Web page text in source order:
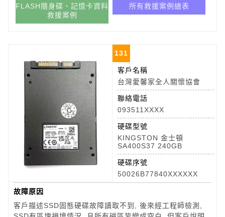
FLASH隨身碟、記憶卡資料
救援案例
所有救援案例總表
131
客戶名稱
台灣愛馨家全人關懷協會
聯絡電話
093511XXXX
硬碟型號
KINGSTON 金士頓
SA400S37 240GB
硬碟序號
50026B77840XXXXXX
故障原因
客戶描述SSD固態硬碟故障讀取不到, 後來經工程師檢測,